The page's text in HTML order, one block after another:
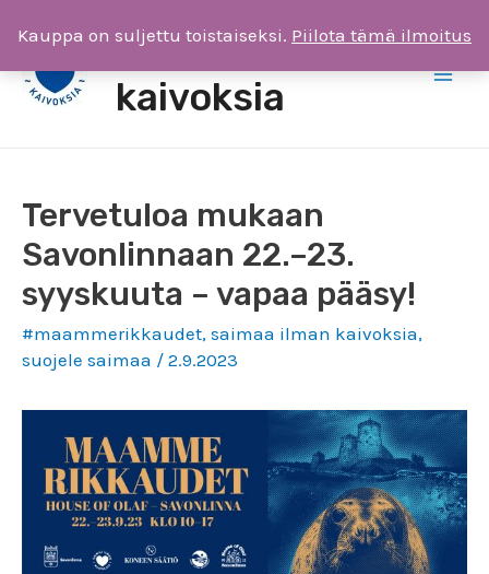
sisältöön
Saimaa ilman
kaivoksia
Tervetuloa mukaan
Savonlinnaan 22.–23.
syyskuuta – vapaa pääsy!
#maammerikkaudet, saimaa ilman kaivoksia,
suojele saimaa / 2.9.2023
Kauppa on suljettu toistaiseksi. Piilota tämä ilmoitus